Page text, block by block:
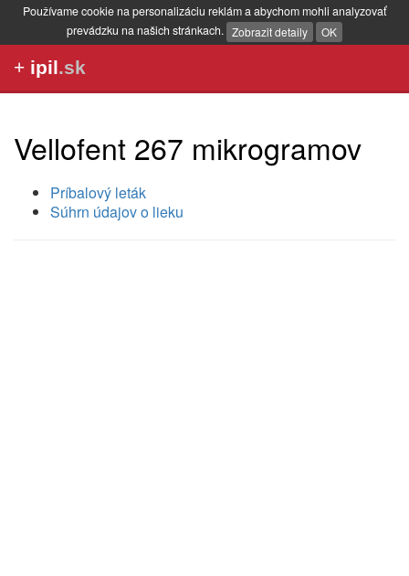
Používame cookie na personalizáciu reklám a abychom mohli analyzovať
prevádzku na našich stránkach. Zobrazit detaily OK
+ ipil.sk
Vellofent 267 mikrogramov
Príbalový leták
Súhrn údajov o lieku